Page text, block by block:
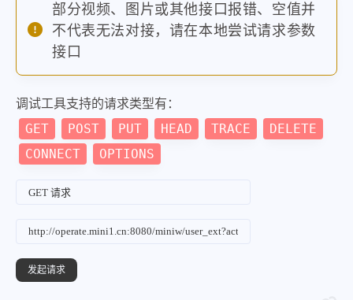
部分视频、图片或其他接口报错、空值并
不代表无法对接，请在本地尝试请求参数
接口
调试工具支持的请求类型有：
GET POST PUT HEAD TRACE
DELETE
CONNECT
OPTIONS